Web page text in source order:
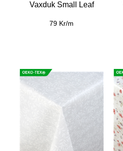
Vaxduk Small Leaf
79 Kr/m